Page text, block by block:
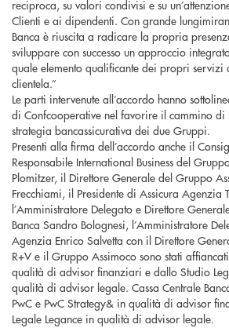
reciproca, su valori condivisi e su
Clienti e ai dipendenti. Con grande
Banca è riuscita a radicare la propria
sviluppare con successo un approccio
quale elemento qualificante dei propri servizi
clientela.”
Le parti intervenute all’accordo hanno
di Confcooperative nel favorire il cammino
strategia bancassicurativa dei due Gruppi.
Presenti alla firma dell’accordo anche il
Responsabile International Business del
Plomitzer, il Direttore Generale del Gruppo
Frecchiami, il Presidente di Assicura Agenzia
l’Amministratore Delegato e Direttore
Banca Sandro Bolognesi, l’Amministratore
Agenzia Enrico Salvetta con il Direttore
R+V e il Gruppo Assimoco sono stati
qualità di advisor finanziari e dallo Studio
qualità di advisor legale. Cassa Centrale
PwC e PwC Strategy& in qualità di advisor
Legale Legance in qualità di advisor legale.